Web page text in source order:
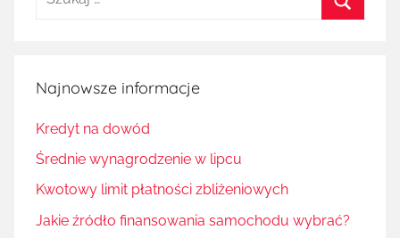
Najnowsze informacje
Kredyt na dowód
Średnie wynagrodzenie w lipcu
Kwotowy limit płatności zbliżeniowych
Jakie źródło finansowania samochodu wybrać?